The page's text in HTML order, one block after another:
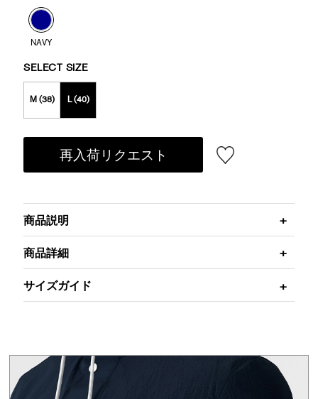
NAVY
SELECT SIZE
M (38) L (40)
再入荷リクエスト
商品説明
商品詳細
サイズガイド